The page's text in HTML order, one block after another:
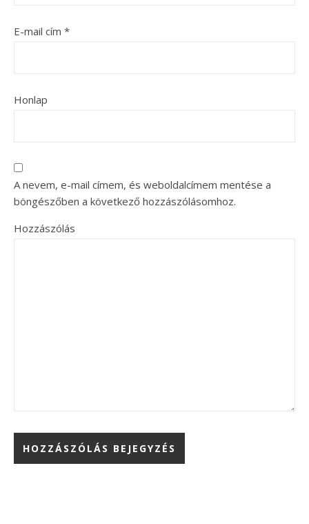
E-mail cím *
Honlap
A nevem, e-mail címem, és weboldalcímem mentése a
böngészőben a következő hozzászólásomhoz.
Hozzászólás